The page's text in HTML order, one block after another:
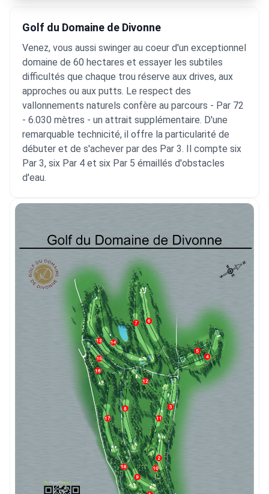
Golf du Domaine de Divonne
Venez, vous aussi swinger au coeur d'un exceptionnel
domaine de 60 hectares et essayer les subtiles
difficultés que chaque trou réserve aux drives, aux
approches ou aux putts. Le respect des
vallonnements naturels confère au parcours - Par 72
- 6.030 mètres - un attrait supplémentaire. D'une
remarquable technicité, il offre la particularité de
débuter et de s'achever par des Par 3. Il compte six
Par 3, six Par 4 et six Par 5 émaillés d'obstacles
d'eau.
Intégrer la video
Choix de la vidéo:
Copier dans le presse-papiers